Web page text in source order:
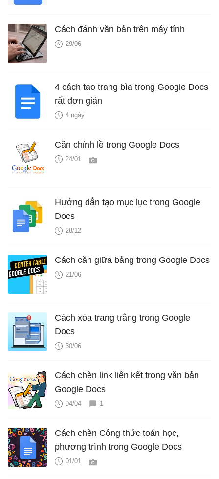
Cách đánh văn bản trên máy tính
29/06
4 cách tạo trang bìa trong Google Docs
rất đơn giản
4 ngày
Căn chỉnh lề trong Google Docs
24/01
Hướng dẫn tạo mục lục trong Google
Docs
28/12
Cách căn giữa bảng trong Google Docs
21/06
Cách xóa trang trắng trong Google
Docs
30/06
Cách chèn link liên kết trong văn bản
Google Docs
04/04 1
Cách chèn Công thức toán học,
phương trình trong Google Docs
01/01